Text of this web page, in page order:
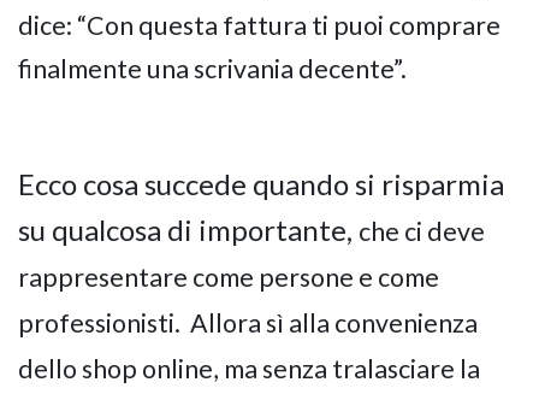
dice: “Con questa fattura ti puoi comprare
finalmente una scrivania decente”.
Ecco cosa succede quando si risparmia
su qualcosa di importante, che ci deve
rappresentare come persone e come
professionisti. Allora sì alla convenienza
dello shop online, ma senza tralasciare la